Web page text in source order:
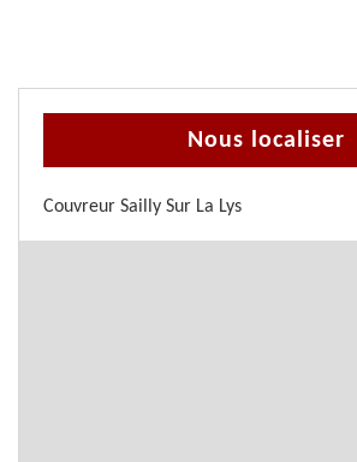
Nous localiser
Couvreur Sailly Sur La Lys